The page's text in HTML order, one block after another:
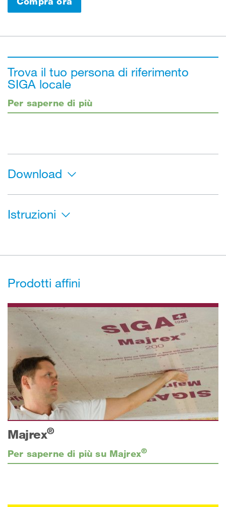
Trova il tuo persona di riferimento
SIGA locale
Per saperne di più
Download
Istruzioni
Prodotti affini
Majrex®
Per saperne di più su Majrex®